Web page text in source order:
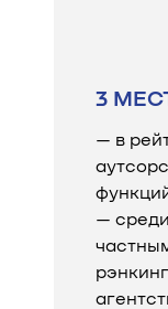
3
— в
—